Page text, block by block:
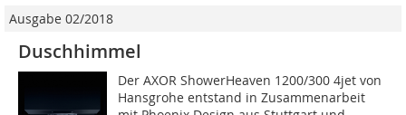
Ausgabe 02/2018
Duschhimmel
Der AXOR ShowerHeaven 1200/300 4jet von
Hansgrohe entstand in Zusammenarbeit